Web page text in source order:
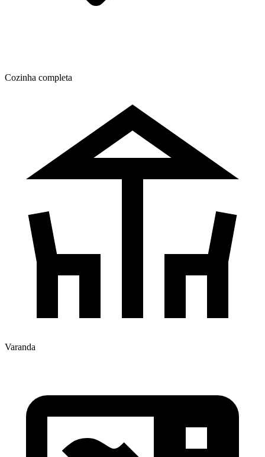
Cozinha completa
Varanda